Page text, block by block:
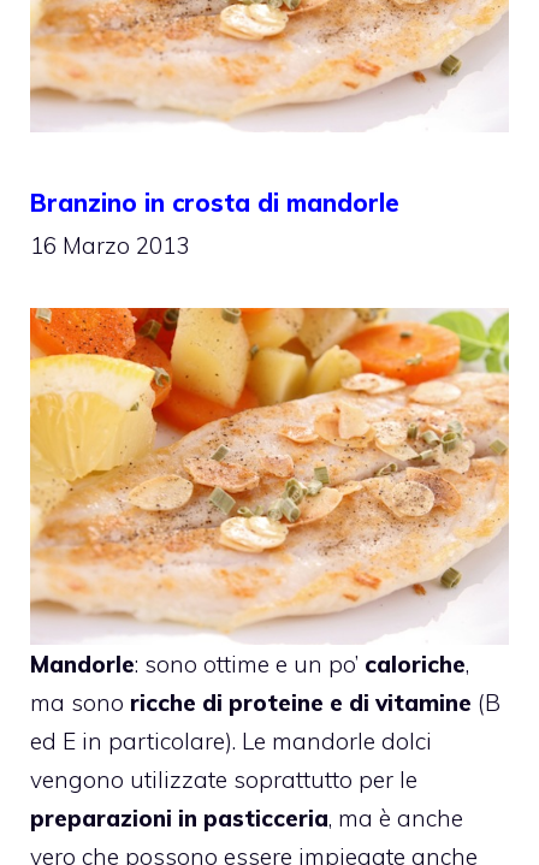
Branzino in crosta di mandorle
16 Marzo 2013
Mandorle: sono ottime e un po’ caloriche,
ma sono ricche di proteine e di vitamine (B
ed E in particolare). Le mandorle dolci
vengono utilizzate soprattutto per le
preparazioni in pasticceria, ma è anche
vero che possono essere impiegate anche